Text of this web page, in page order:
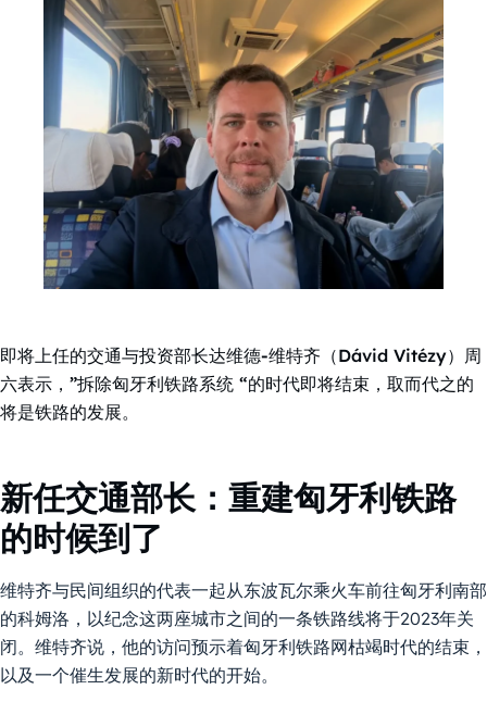
即将上任的交通与投资部长达维德-维特齐（Dávid Vitézy）周
六表示，”拆除匈牙利铁路系统 “的时代即将结束，取而代之的
将是铁路的发展。
新任交通部长：重建匈牙利铁路
的时候到了
维特齐与民间组织的代表一起从东波瓦尔乘火车前往匈牙利南部
的科姆洛，以纪念这两座城市之间的一条铁路线将于2023年关
闭。维特齐说，他的访问预示着匈牙利铁路网枯竭时代的结束，
以及一个催生发展的新时代的开始。